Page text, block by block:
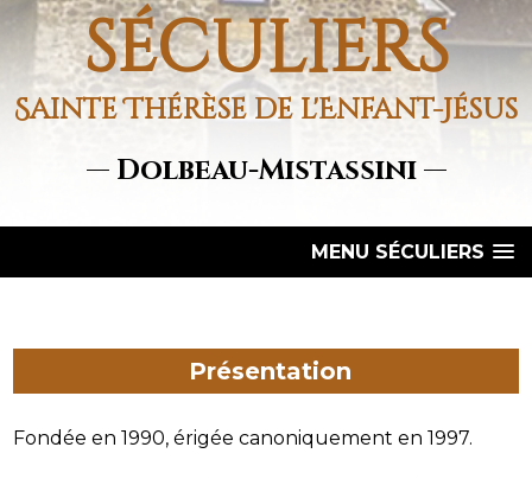
séculiers
Sainte Thérèse de l'Enfant-Jésus
— Dolbeau-Mistassini —
MENU SÉCULIERS
Présentation
Fondée en 1990, érigée canoniquement en 1997.